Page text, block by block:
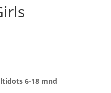
6-18 mnd